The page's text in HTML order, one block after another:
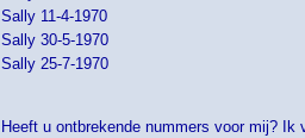
Sally 11-4-1970
Sally 30-5-1970
Sally 25-7-1970
Heeft u ontbrekende nummers voor mij? Ik